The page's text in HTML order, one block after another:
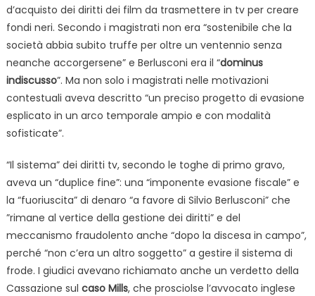
d’acquisto dei diritti dei film da trasmettere in tv per creare
fondi neri. Secondo i magistrati non era “sostenibile che la
società abbia subito truffe per oltre un ventennio senza
neanche accorgersene” e Berlusconi era il “dominus
indiscusso”. Ma non solo i magistrati nelle motivazioni
contestuali aveva descritto “un preciso progetto di evasione
esplicato in un arco temporale ampio e con modalità
sofisticate”.
“Il sistema” dei diritti tv, secondo le toghe di primo gravo,
aveva un “duplice fine”: una “imponente evasione fiscale” e
la “fuoriuscita” di denaro “a favore di Silvio Berlusconi” che
”rimane al vertice della gestione dei diritti” e del
meccanismo fraudolento anche “dopo la discesa in campo”,
perché “non c’era un altro soggetto” a gestire il sistema di
frode. I giudici avevano richiamato anche un verdetto della
Cassazione sul caso Mills, che prosciolse l’avvocato inglese